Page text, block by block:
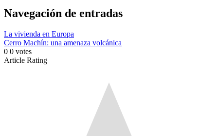
Navegación de entradas
La vivienda en Europa
Cerro Machín: una amenaza volcánica
0 0 votes
Article Rating